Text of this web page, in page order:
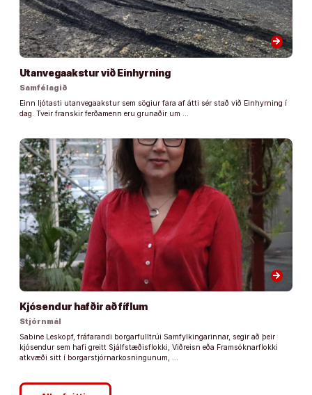
arrow_forward
Utanvegaakstur við Einhyrning
Samfélagið
Einn ljótasti utanvegaakstur sem sögiur fara af átti sér stað við Einhyrning í
dag. Tveir franskir ferðamenn eru grunaðir um …
arrow_forward
Kjósendur hafðir að fíflum
Stjórnmál
Sabine Leskopf, fráfarandi borgarfulltrúi Samfylkingarinnar, segir að þeir
kjósendur sem hafi greitt Sjálfstæðisflokki, Viðreisn eða Framsóknarflokki
atkvæði sitt í borgarstjórnarkosningunum, …